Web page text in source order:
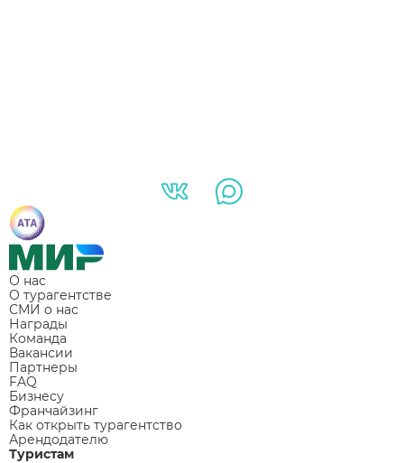
О нас
О турагентстве
СМИ о нас
Награды
Команда
Вакансии
Партнеры
FAQ
Бизнесу
Франчайзинг
Как открыть турагентство
Арендодателю
Туристам